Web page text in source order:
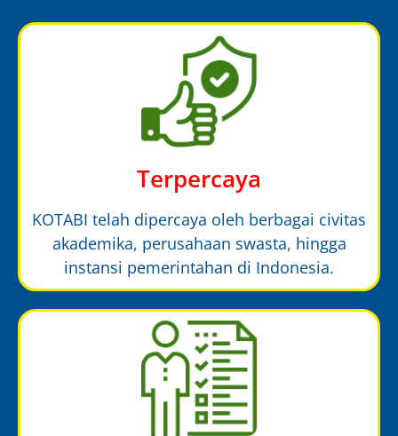
Terpercaya
KOTABI telah dipercaya oleh berbagai civitas
akademika, perusahaan swasta, hingga
instansi pemerintahan di Indonesia.